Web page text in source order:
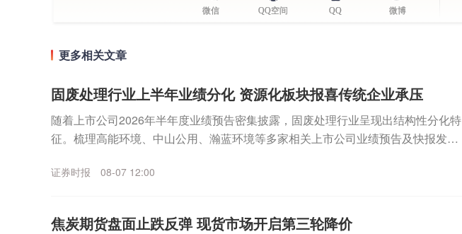
微信 QQ空间 QQ 微博
更多相关文章
固废处理行业上半年业绩分化 资源化板块报喜传统企业承压
随着上市公司2026年半年度业绩预告密集披露，固废处理行业呈现出结构性分化特
征。梳理高能环境、中山公用、瀚蓝环境等多家相关上市公司业绩预告及快报发
证券时报 08-07 12:00
焦炭期货盘面止跌反弹 现货市场开启第三轮降价